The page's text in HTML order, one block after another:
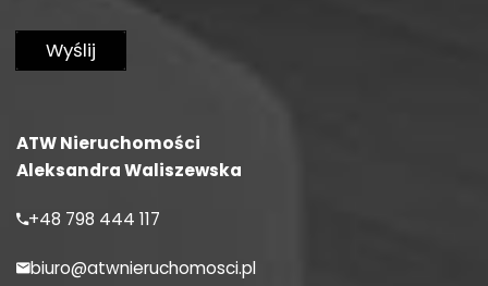
ATW Nieruchomości
Aleksandra Waliszewska
+48 798 444 117
biuro@atwnieruchomosci.pl